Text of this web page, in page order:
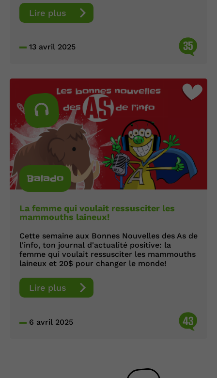
Lire plus
13 avril 2025 35
Balado
La femme qui voulait ressusciter les
mammouths laineux!
Cette semaine aux Bonnes Nouvelles des As de
l'info, ton journal d'actualité positive: la
femme qui voulait ressusciter les mammouths
laineux et 20$ pour changer le monde!
Lire plus
6 avril 2025 43